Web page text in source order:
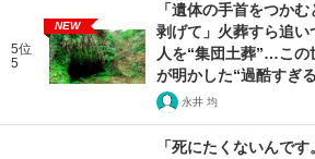
5位
5
NEW
「遺体の手首をつか
剥げて」火葬すら追
人を“集団土葬”…この
が明かした“過酷すぎ
永井 均
「死にたくないんで